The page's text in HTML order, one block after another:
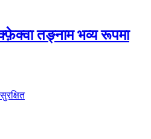
तङ्नाम भव्य रूपमा